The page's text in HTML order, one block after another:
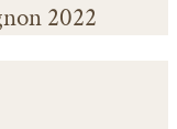
2022